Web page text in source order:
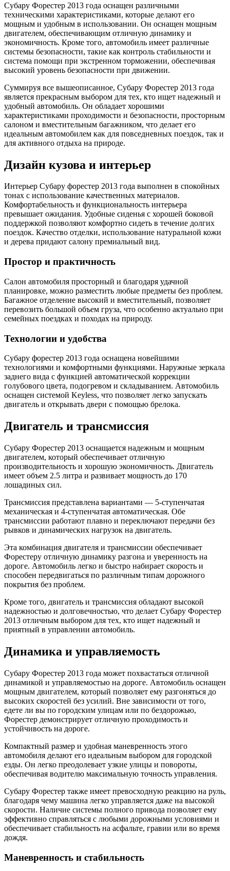
Субару Форестер 2013 года оснащен различными
техническими характеристиками, которые делают его
мощным и удобным в использовании. Он оснащен мощным
двигателем, обеспечивающим отличную динамику и
экономичность. Кроме того, автомобиль имеет различные
системы безопасности, такие как контроль стабильности и
система помощи при экстренном торможении, обеспечивая
высокий уровень безопасности при движении.
Суммируя все вышеописанное, Субару Форестер 2013 года
является прекрасным выбором для тех, кто ищет надежный и
удобный автомобиль. Он обладает хорошими
характеристиками проходимости и безопасности, просторным
салоном и вместительным багажником, что делает его
идеальным автомобилем как для повседневных поездок, так и
для активного отдыха на природе.
Дизайн кузова и интерьер
Интерьер Субару форестер 2013 года выполнен в спокойных
тонах с использование качественных материалов.
Комфортабельность и функциональность интерьера
превышает ожидания. Удобные сиденья с хорошей боковой
поддержкой позволяют комфортно сидеть в течение долгих
поездок. Качество отделки, использование натуральной кожи
и дерева придают салону премиальный вид.
Простор и практичность
Салон автомобиля просторный и благодаря удачной
планировке, можно разместить любые предметы без проблем.
Багажное отделение высокий и вместительный, позволяет
перевозить большой объем груза, что особенно актуально при
семейных поездках и походах на природу.
Технологии и удобства
Субару форестер 2013 года оснащена новейшими
технологиями и комфортными функциями. Наружные зеркала
заднего вида с функцией автоматической коррекции
голубового цвета, подогревом и складыванием. Автомобиль
оснащен системой Keyless, что позволяет легко запускать
двигатель и открывать двери с помощью брелока.
Двигатель и трансмиссия
Субару Форестер 2013 оснащается надежным и мощным
двигателем, который обеспечивает отличную
производительность и хорошую экономичность. Двигатель
имеет объем 2.5 литра и развивает мощность до 170
лошадиных сил.
Трансмиссия представлена вариантами — 5-ступенчатая
механическая и 4-ступенчатая автоматическая. Обе
трансмиссии работают плавно и переключают передачи без
рывков и динамических нагрузок на двигатель.
Эта комбинация двигателя и трансмиссии обеспечивает
Форестеру отличную динамику разгона и уверенность на
дороге. Автомобиль легко и быстро набирает скорость и
способен передвигаться по различным типам дорожного
покрытия без проблем.
Кроме того, двигатель и трансмиссия обладают высокой
надежностью и долговечностью, что делает Субару Форестер
2013 отличным выбором для тех, кто ищет надежный и
приятный в управлении автомобиль.
Динамика и управляемость
Субару Форестер 2013 года может похвастаться отличной
динамикой и управляемостью на дороге. Автомобиль оснащен
мощным двигателем, который позволяет ему разгоняться до
высоких скоростей без усилий. Вне зависимости от того,
едете ли вы по городским улицам или по бездорожью,
Форестер демонстрирует отличную проходимость и
устойчивость на дороге.
Компактный размер и удобная маневренность этого
автомобиля делают его идеальным выбором для городской
езды. Он легко преодолевает узкие улицы и повороты,
обеспечивая водителю максимальную точность управления.
Субару Форестер также имеет превосходную реакцию на руль,
благодаря чему машина легко управляется даже на высокой
скорости. Наличие системы полного привода позволяет ему
эффективно справляться с любыми дорожными условиями и
обеспечивает стабильность на асфальте, гравии или во время
дождя.
Маневренность и стабильность